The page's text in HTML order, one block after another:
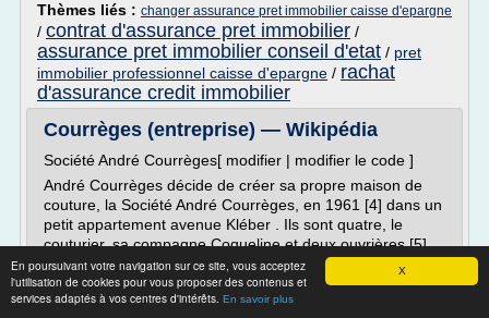
X
En poursuivant votre navigation sur ce site, vous acceptez
l'utilisation de cookies pour vous proposer des contenus et
services adaptés à vos centres d'intérêts. En savoir plus
Thèmes liés : changer assurance pret immobilier caisse d'epargne
/ contrat d'assurance pret immobilier /
assurance pret immobilier conseil d'etat / pret
immobilier professionnel caisse d'epargne / rachat
d'assurance credit immobilier
Courrèges (entreprise) — Wikipédia
Société André Courrèges[ modifier | modifier le code ]
André Courrèges décide de créer sa propre maison de
couture, la Société André Courrèges, en 1961 [4] dans un
petit appartement avenue Kléber . Ils sont quatre, le
couturier, sa compagne Coqueline et deux ouvrières [5] .
Il est aidé financièrement par Balenciaga chez qui il a fait
son apprentissage et quelques clientes du...